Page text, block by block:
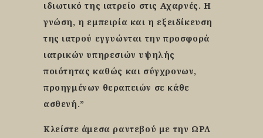
ιδιωτικό της ιατρείο στις Αχαρνές. Η
γνώση, η εμπειρία και η εξειδίκευση
της ιατρού εγγυώνται την προσφορά
ιατρικών υπηρεσιών υψηλής
ποιότητας καθώς και σύγχρονων,
προηγμένων θεραπειών σε κάθε
ασθενή.”
Κλείστε άμεσα ραντεβού με την ΩΡΛ